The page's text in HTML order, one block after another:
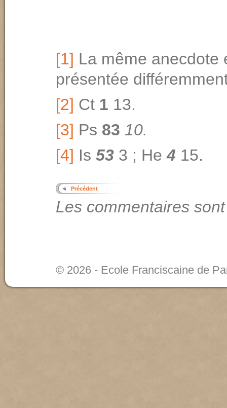
[1] La même anecdote
présentée
[2] Ct 1 13.
[3] Ps 83 10.
[4] Is 53 3 ; He4 15.
Précédent
Les commentaires
© 2026 - Ecole Franciscaine de